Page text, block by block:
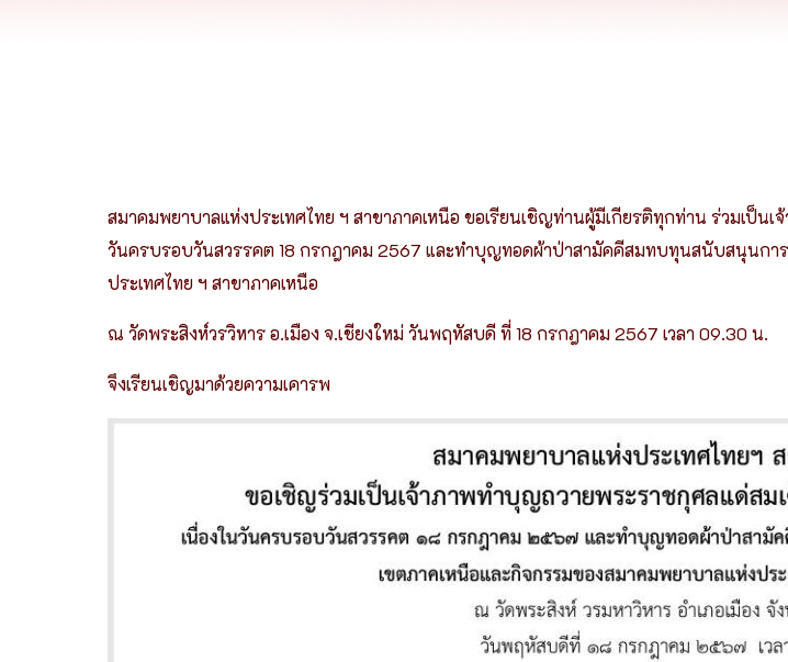
สมาคมพยาบาลแห่งประเทศไทย ฯ สาขาภาคเหนือ ขอเรียนเชิญท่านผู้มีเกียรติทุกท่าน ร่วมเป็
วันครบรอบวันสวรรคต 18 กรกฎาคม 2567 และทำบุญทอดผ้าป่าสามัคคีสมทบทุนสนับสนุนกา
ประเทศไทย ฯ สาขาภาคเหนือ
ณ วัดพระสิงห์วรวิหาร อ.เมือง จ.เชียงใหม่ วันพฤหัสบดี ที่ 18 กรกฎาคม 2567 เวลา 09.30 น.
จึงเรียนเชิญมาด้วยความเคารพ